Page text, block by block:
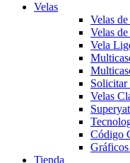
Velas
Velas
Velas
Vela
Solicitar
Velas
Código
Gráficos
Tienda